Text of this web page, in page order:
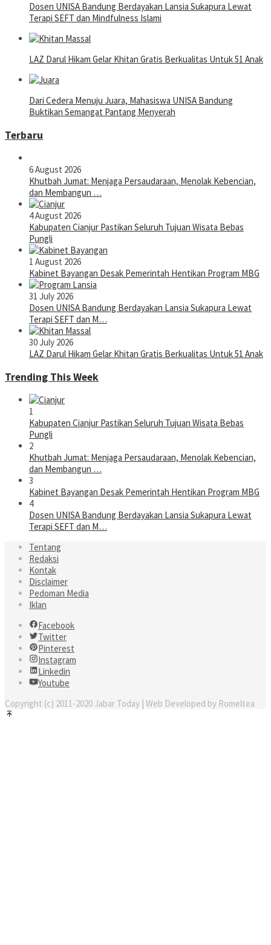
Dosen UNISA Bandung Berdayakan Lansia Sukapura Lewat
Terapi SEFT dan Mindfulness Islami
LAZ Darul Hikam Gelar Khitan Gratis Berkualitas Untuk 51 Anak
Dari Cedera Menuju Juara, Mahasiswa UNISA Bandung
Buktikan Semangat Pantang Menyerah
Terbaru
6 August 2026
Khutbah Jumat: Menjaga Persaudaraan, Menolak Kebencian,
dan Membangun …
4 August 2026
Kabupaten Cianjur Pastikan Seluruh Tujuan Wisata Bebas
Pungli
1 August 2026
Kabinet Bayangan Desak Pemerintah Hentikan Program MBG
31 July 2026
Dosen UNISA Bandung Berdayakan Lansia Sukapura Lewat
Terapi SEFT dan M…
30 July 2026
LAZ Darul Hikam Gelar Khitan Gratis Berkualitas Untuk 51 Anak
Trending This Week
1
Kabupaten Cianjur Pastikan Seluruh Tujuan Wisata Bebas
Pungli
2
Khutbah Jumat: Menjaga Persaudaraan, Menolak Kebencian,
dan Membangun …
3
Kabinet Bayangan Desak Pemerintah Hentikan Program MBG
4
Dosen UNISA Bandung Berdayakan Lansia Sukapura Lewat
Terapi SEFT dan M…
Tentang
Redaksi
Kontak
Disclaimer
Pedoman Media
Iklan
Facebook
Twitter
Pinterest
Instagram
Linkedin
Youtube
Copyright (c) 2011-2020 Jabar Today | Web Developed by Romeltea